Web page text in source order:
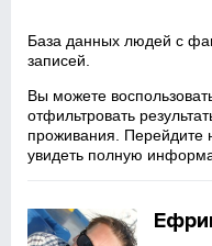
База данных людей с
записей.
Вы можете
отфильтровать
проживания. Перейдите
увидеть полную